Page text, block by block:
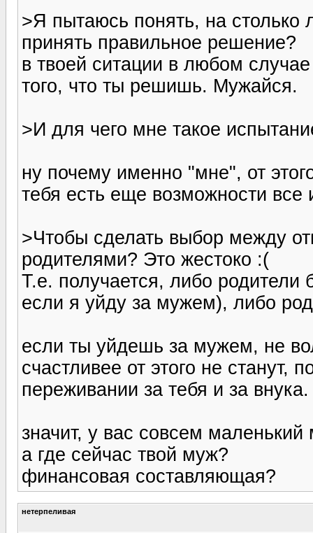
>Я пытаюсь понять, на столько
принять правильное решение?
в твоей ситации в любом
того, что ты решишь. Мужайся.
>И для чего мне такое
ну почему именно "мне", от
тебя есть еще возможности все
>Чтобы сделать выбор между
родителями? Это жестоко :(
Т.е. получается, либо
если я уйду за мужем), либо
если ты уйдешь за мужем, не
счастливее от этого не станут,
переживании за тебя и за внука.
значит, у вас совсем
а где сейчас твой муж?
финансовая составляющая?
нетерпеливая